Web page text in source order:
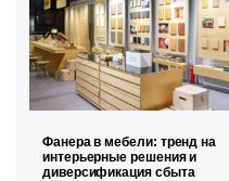
Фанера в мебели: тренд на
интерьерные решения и
диверсификация сбыта